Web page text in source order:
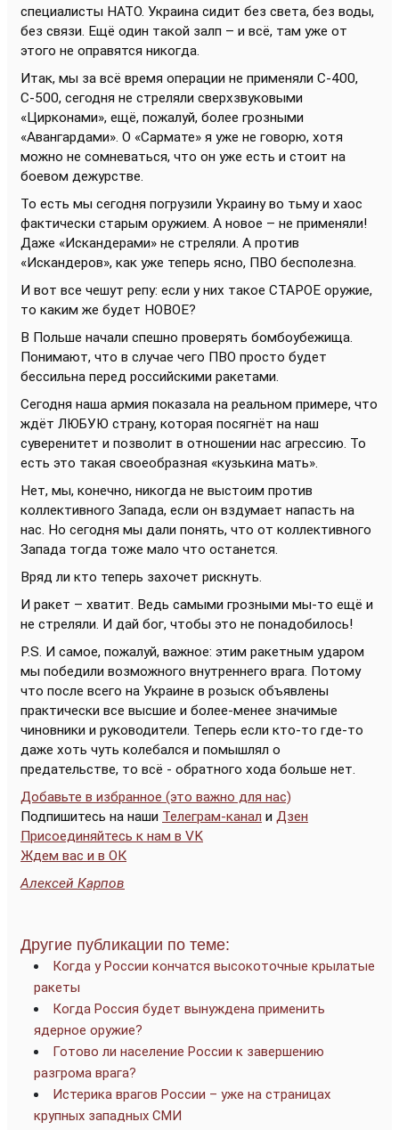
специалисты НАТО. Украина сидит без света, без воды,
без связи. Ещё один такой залп – и всё, там уже от
этого не оправятся никогда.
Итак, мы за всё время операции не применяли С-400,
С-500, сегодня не стреляли сверхзвуковыми
«Цирконами», ещё, пожалуй, более грозными
«Авангардами». О «Сармате» я уже не говорю, хотя
можно не сомневаться, что он уже есть и стоит на
боевом дежурстве.
То есть мы сегодня погрузили Украину во тьму и хаос
фактически старым оружием. А новое – не применяли!
Даже «Искандерами» не стреляли. А против
«Искандеров», как уже теперь ясно, ПВО бесполезна.
И вот все чешут репу: если у них такое СТАРОЕ оружие,
то каким же будет НОВОЕ?
В Польше начали спешно проверять бомбоубежища.
Понимают, что в случае чего ПВО просто будет
бессильна перед российскими ракетами.
Сегодня наша армия показала на реальном примере, что
ждёт ЛЮБУЮ страну, которая посягнёт на наш
суверенитет и позволит в отношении нас агрессию. То
есть это такая своеобразная «кузькина мать».
Нет, мы, конечно, никогда не выстоим против
коллективного Запада, если он вздумает напасть на
нас. Но сегодня мы дали понять, что от коллективного
Запада тогда тоже мало что останется.
Вряд ли кто теперь захочет рискнуть.
И ракет – хватит. Ведь самыми грозными мы-то ещё и
не стреляли. И дай бог, чтобы это не понадобилось!
P.S. И самое, пожалуй, важное: этим ракетным ударом
мы победили возможного внутреннего врага. Потому
что после всего на Украине в розыск объявлены
практически все высшие и более-менее значимые
чиновники и руководители. Теперь если кто-то где-то
даже хоть чуть колебался и помышлял о
предательстве, то всё - обратного хода больше нет.
Добавьте в избранное (это важно для нас)
Подпишитесь на наши Телеграм-канал и Дзен
Присоединяйтесь к нам в VK
Ждем вас и в ОК
Алексей Карпов
Другие публикации по теме:
Когда у России кончатся высокоточные крылатые
ракеты
Когда Россия будет вынуждена применить
ядерное оружие?
Готово ли население России к завершению
разгрома врага?
Истерика врагов России – уже на страницах
крупных западных СМИ